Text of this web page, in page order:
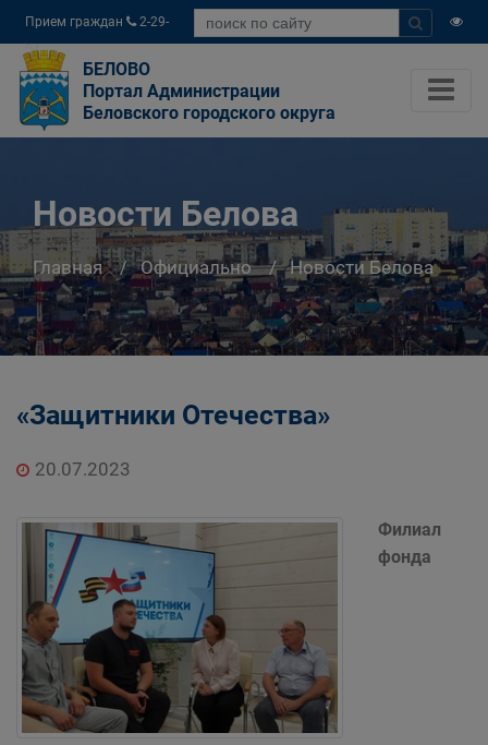
Прием граждан
2-29-
04
БЕЛОВО
Портал Администрации
Беловского городского округа
Новости Белова
Главная Официально Новости Белова
«Защитники Отечества»
20.07.2023
Филиал
фонда